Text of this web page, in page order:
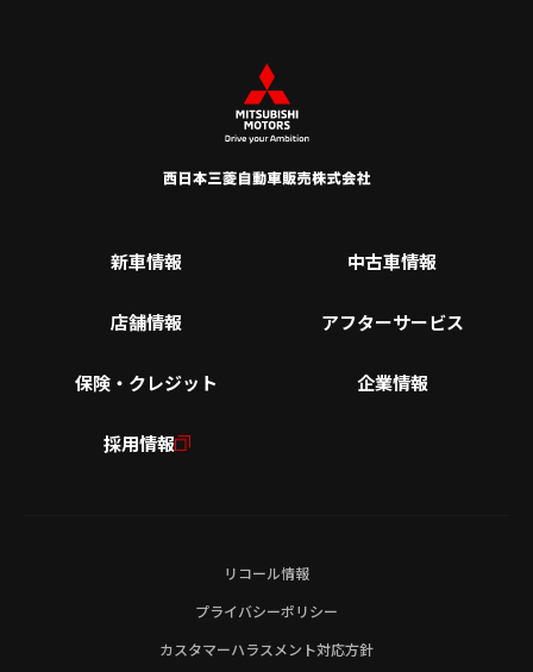
新車情報 中古車情報
店舗情報 アフターサービス
保険・クレジット 企業情報
採用情報
リコール情報
プライバシーポリシー
カスタマーハラスメント対応方針